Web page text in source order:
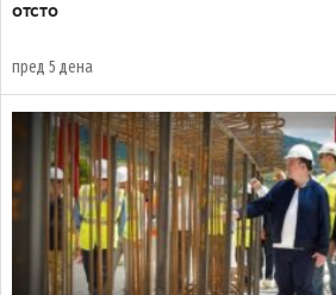
отсто
пред 5 дена